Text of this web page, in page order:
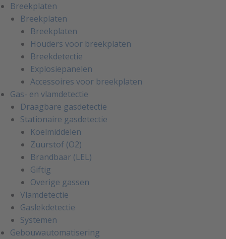
Breekplaten
Breekplaten
Breekplaten
Houders voor breekplaten
Breekdetectie
Explosiepanelen
Accessoires voor breekplaten
Gas- en vlamdetectie
Draagbare gasdetectie
Stationaire gasdetectie
Koelmiddelen
Zuurstof (O2)
Brandbaar (LEL)
Giftig
Overige gassen
Vlamdetectie
Gaslekdetectie
Systemen
Gebouwautomatisering